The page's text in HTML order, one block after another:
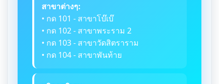
สาขาต่างๆ:
• กด 101 - สาขาโบ๊เบ๊
• กด 102 - สาขาพระราม 2
• กด 103 - สาขาวัดสิตราราม
• กด 104 - สาขาพันท้าย